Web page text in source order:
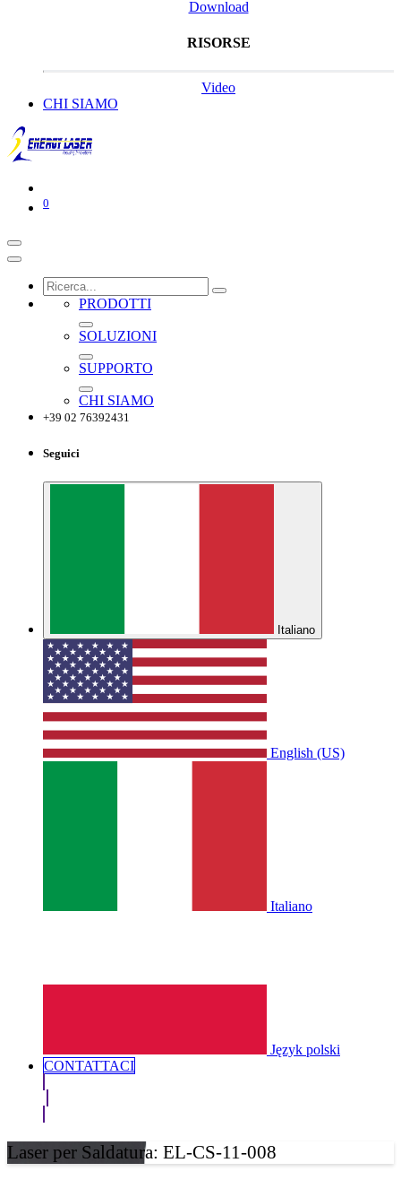
Download
RISORSE
Video
CHI SIAMO
0
PRODOTTI
SOLUZIONI
SUPPORTO
CHI SIAMO
+39 02 76392431
Seguici
Italiano
English (US)
Italiano
Język polski
CONTATTACI​
Laser per Saldatura: EL-CS-11-008